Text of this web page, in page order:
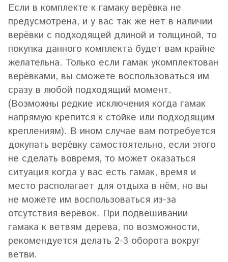
Если в комплекте к гамаку верёвка не
предусмотрена, и у вас так же нет в наличии
верёвки с подходящей длиной и толщиной, то
покупка данного комплекта будет вам крайне
желательна. Только если гамак укомплектован
верёвками, вы сможете воспользоваться им
сразу в любой подходящий момент.
(Возможны редкие исключения когда гамак
напрямую крепится к стойке или подходящим
креплениям). В ином случае вам потребуется
докупать верёвку самостоятельно, если этого
не сделать вовремя, то может оказаться
ситуация когда у вас есть гамак, время и
место располагает для отдыха в нём, но вы
не можете им воспользоваться из-за
отсутствия верёвок. При подвешивании
гамака к ветвям дерева, по возможности,
рекомендуется делать 2-3 оборота вокруг
ветви.